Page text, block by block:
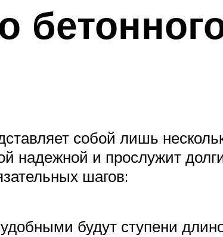
собой лишь
надежной и прослужит
шагов:
будут ступени